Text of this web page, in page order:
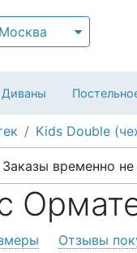
Москва
Диваны
Kids Double
временно
Отзывы